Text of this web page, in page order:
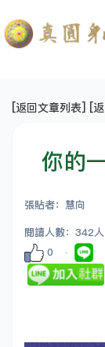
[返回文章列表] [
你的
張貼者：慧向
閱讀人數：342
0